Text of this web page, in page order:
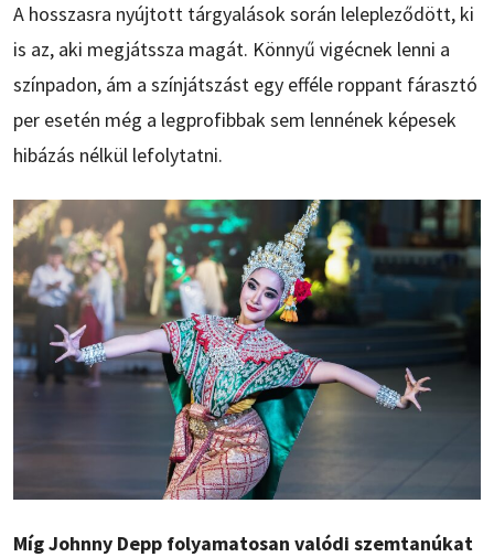
A hosszasra nyújtott tárgyalások során lelepleződött, ki
is az, aki megjátssza magát. Könnyű vigécnek lenni a
színpadon, ám a színjátszást egy efféle roppant fárasztó
per esetén még a legprofibbak sem lennének képesek
hibázás nélkül lefolytatni.
Míg Johnny Depp folyamatosan valódi szemtanúkat